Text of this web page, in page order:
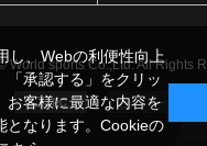
World sports Co.,Ltd. All Rights
し、Webの利便性向上
「承認する」をクリッ
お客様に最適な内容を
となります。Cookieの